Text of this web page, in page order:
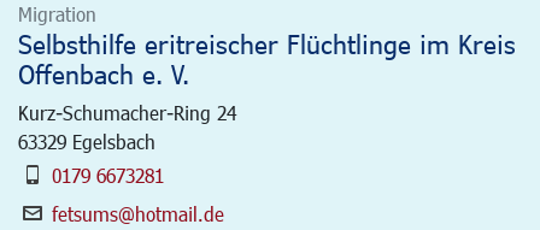
Migration
Selbsthilfe eritreischer Flüchtlinge im Kreis
Offenbach e. V.
Kurz-Schumacher-Ring 24
63329 Egelsbach
0179 6673281
fetsums@hotmail.de